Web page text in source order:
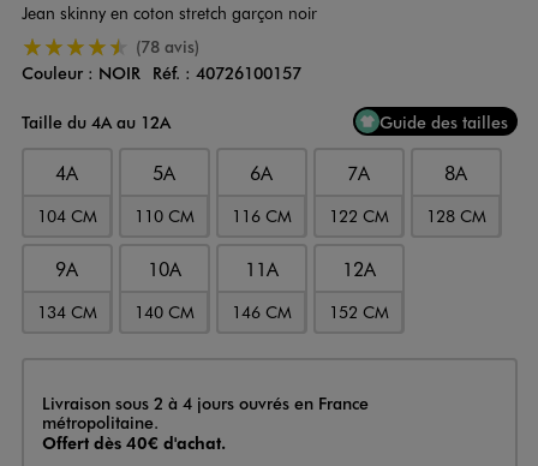
Jean skinny en coton stretch garçon noir
4.5/5 de moyenne
(78 avis)
Couleur
Couleur : NOIR Réf. : 40726100157
Taille du 4A au 12A
Guide des tailles
4A
104 CM
5A
110 CM
6A
116 CM
7A
122 CM
8A
128 CM
9A
134 CM
10A
140 CM
11A
146 CM
12A
152 CM
Livraison
Livraison sous 2 à 4 jours ouvrés en France
métropolitaine.
Offert dès 40€ d'achat.